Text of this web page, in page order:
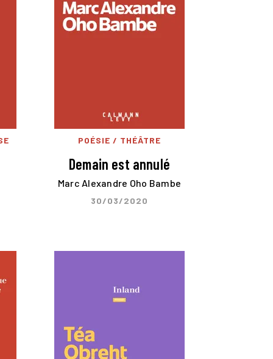
POÉSIE / THÉÂTRE
Demain est annulé
Marc Alexandre Oho Bambe
30/03/2020